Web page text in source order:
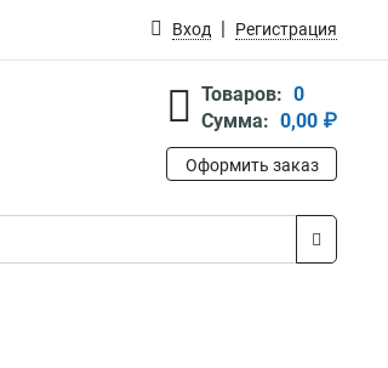
Вход Регистрация
Товаров: 0
Сумма: 0,00 ₽
Оформить заказ